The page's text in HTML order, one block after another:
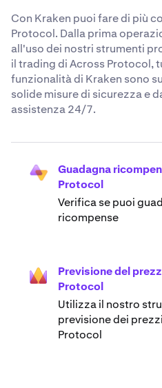
Con Kraken puoi fare di più
Protocol. Dalla prima
all'uso dei nostri strumenti
il trading di Across Protocol,
funzionalità di Kraken sono
solide misure di sicurezza e
assistenza 24/7.
Guadagna
Protocol
Verifica se puoi
ricompense
Previsione del
Protocol
Utilizza il nostro
previsione dei
Protocol